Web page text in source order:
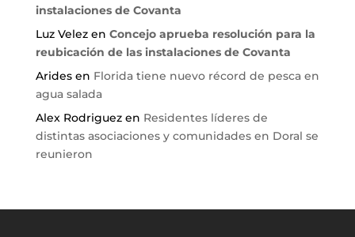
instalaciones de Covanta
Luz Velezen Concejo aprueba resolución para la
reubicación de las instalaciones de Covanta
Aridesen Florida tiene nuevo récord de pesca en
agua salada
Alex Rodriguezen Residentes líderes de
distintas asociaciones y comunidades en Doral se
reunieron